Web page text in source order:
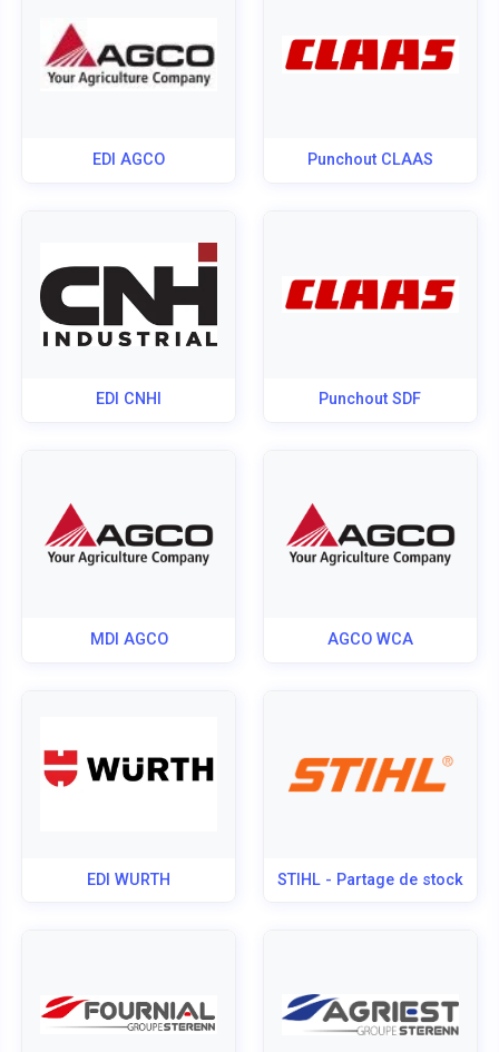
EDI AGCO Punchout CLAAS
EDI CNHI Punchout SDF
MDI AGCO AGCO WCA
EDI WURTH STIHL - Partage de stock